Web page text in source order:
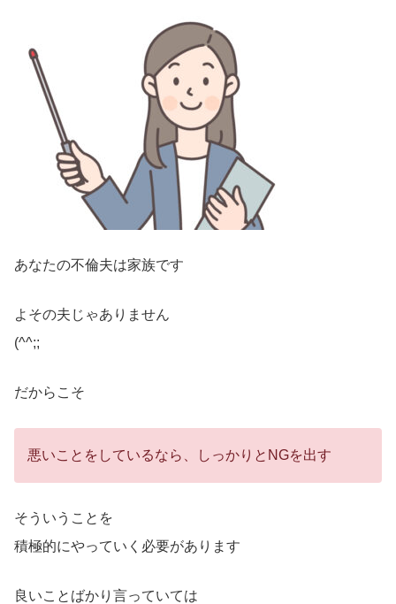
あなたの不倫夫は家族です
よその夫じゃありません
(^^;;
だからこそ
悪いことをしているなら、しっかりとNGを出す
そういうことを
積極的にやっていく必要があります
良いことばかり言っていては